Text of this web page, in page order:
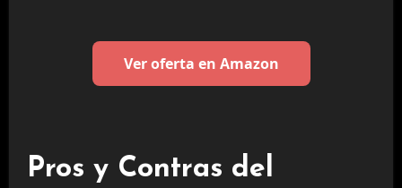
Ver oferta en Amazon
Pros y Contras del